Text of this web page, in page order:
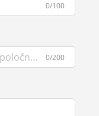
0/100
0/200